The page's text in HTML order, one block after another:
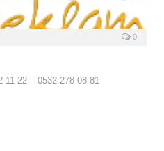
0
11 22 – 0532.278 08 81